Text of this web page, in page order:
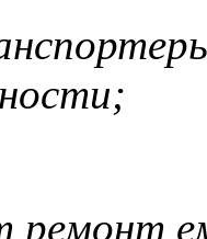
ремонт